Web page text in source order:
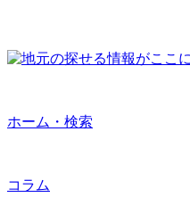
ホーム・検索
コラム